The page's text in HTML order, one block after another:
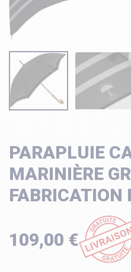
PARAPLUIE
MARINIÈRE
FABRICATION
109,00 €